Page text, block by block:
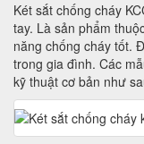
Két sắt chống cháy
tay. Là sản phẩm
năng chống cháy tốt.
trong gia đình. Các
kỹ thuật cơ bản như